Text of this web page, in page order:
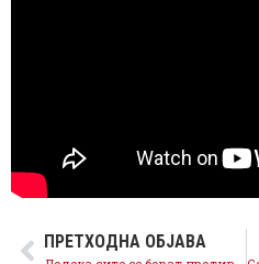
ПРЕТХОДНА ОБЈАВА